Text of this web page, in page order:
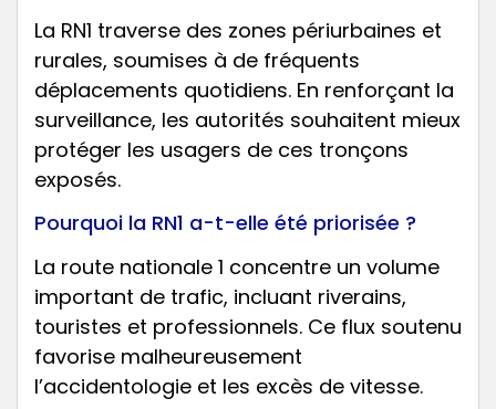
La RN1 traverse des zones périurbaines et
rurales, soumises à de fréquents
déplacements quotidiens. En renforçant la
surveillance, les autorités souhaitent mieux
protéger les usagers de ces tronçons
exposés.
Pourquoi la RN1 a-t-elle été priorisée ?
La route nationale 1 concentre un volume
important de trafic, incluant riverains,
touristes et professionnels. Ce flux soutenu
favorise malheureusement
l’accidentologie et les excès de vitesse.